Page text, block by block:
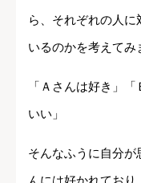
ら、それぞれの人
いるのかを考えてみ
「Ａさんは好き」
いい」
そんなふうに自分が
んには好かれており